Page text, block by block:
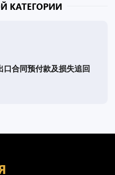
КАТЕГОРИИ
口合同预付款及损失追回